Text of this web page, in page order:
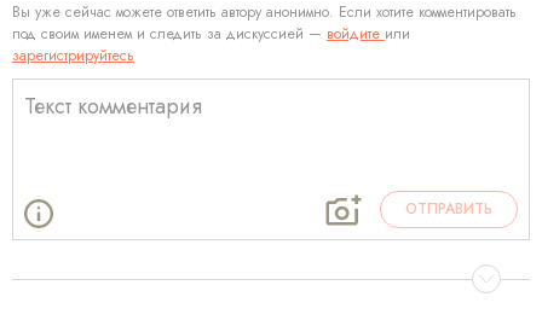
Вы уже сейчас можете ответить автору анонимно. Если хотите комментировать
под своим именем и следить за дискуссией — войдите или
зарегистрируйтесь
ОТПРАВИТЬ